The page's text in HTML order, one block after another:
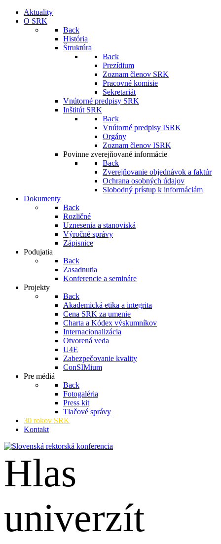
Aktuality
O SRK
Back
História
Štruktúra
Back
Prezídium
Zoznam členov SRK
Pracovné komisie
Sekretariát
Vnútorné predpisy SRK
Inštitút SRK
Back
Vnútorné predpisy ISRK
Orgány
Zoznam členov ISRK
Povinne zverejňované informácie
Back
Zverejňovanie objednávok a faktúr
Ochrana osobných údajov
Slobodný prístup k informáciám
Dokumenty
Back
Rozličné
Uznesenia a stanoviská
Výročné správy
Zápisnice
Podujatia
Back
Zasadnutia
Konferencie a semináre
Projekty
Back
Akademická etika a integrita
Cena SRK za umenie
Charta a Kódex výskumníkov
Internacionalizácia
Otvorená veda
U4E
Zabezpečovanie kvality
ConSIMium
Pre médiá
Back
Fotogaléria
Press kit
Tlačové správy
30 rokov SRK
Kontakt
Hlas
univerzít